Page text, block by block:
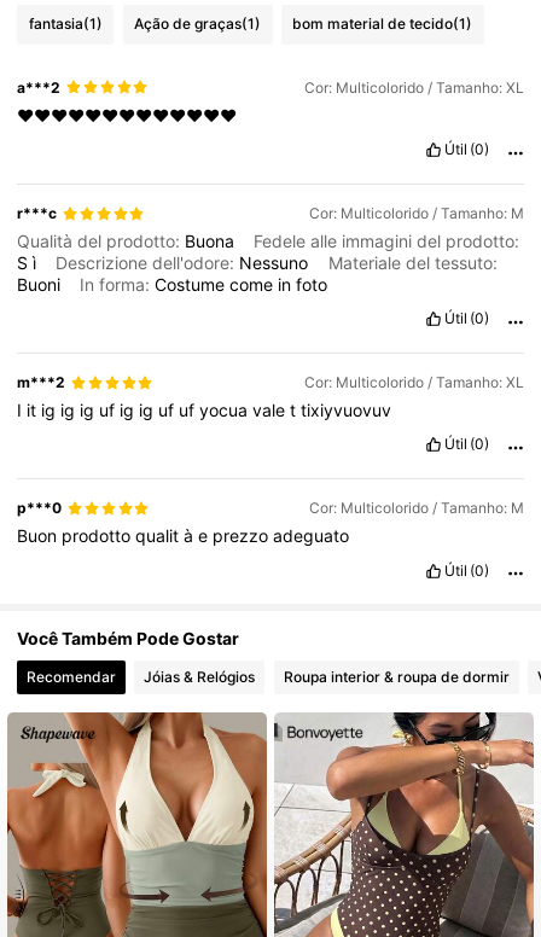
4,81 546K Seguidores
fantasia(1) Ação de graças(1) bom material de tecido(1)
a***2 Cor: Multicolorido / Tamanho: XL
♥️♥️♥️♥️♥️♥️♥️♥️♥️♥️♥️♥️♥️
Útil (0)
r***c Cor: Multicolorido / Tamanho: M
Qualità del prodotto: Buona
Fedele alle immagini del prodotto:
Sì Descrizione dell'odore: Nessuno
Materiale del tessuto:
Buoni
In forma:Costumecome infoto
Útil (0)
m***2 Cor: Multicolorido / Tamanho: XL
I it ig ig ig uf ig ig uf ufyocuavalettixiyvuovuv
Útil (0)
p***0 Cor: Multicolorido / Tamanho: M
Buon prodottoqualitàe prezzoadeguato
Útil (0)
Você Também Pode Gostar
Recomendar Jóias & Relógios Roupa interior & roupa de dormir